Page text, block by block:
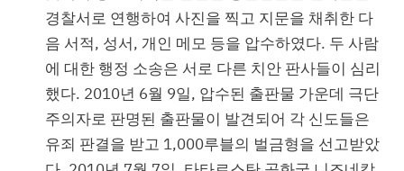
경찰서로 연행하여 사진을 찍고 지문을 채취한 다
음 서적, 성서, 개인 메모 등을 압수하였다. 두 사람
에 대한 행정 소송은 서로 다른 치안 판사들이 심리
했다. 2010년 6월 9일, 압수된 출판물 가운데 극단
주의자로 판명된 출판물이 발견되어 각 신도들은
유죄 판결을 받고 1,000루블의 벌금형을 선고받았